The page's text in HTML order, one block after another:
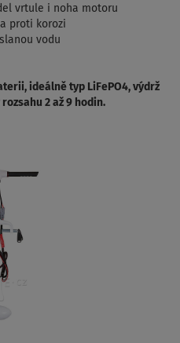
vrtule i noha motoru
proti korozi
vodu
ideálně typ LiFePO4, výdrž
2 až 9 hodin.